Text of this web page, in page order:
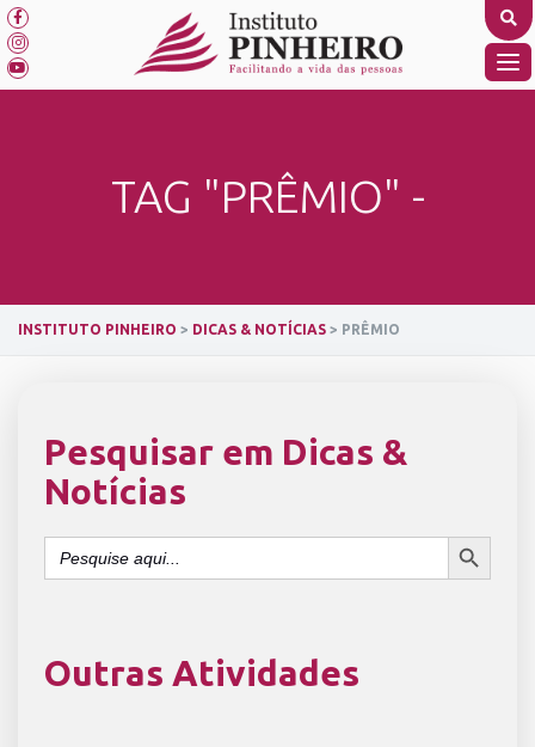
Skip
to
content
TAG "PRÊMIO" -
INSTITUTO PINHEIRO > DICAS & NOTÍCIAS > PRÊMIO
Pesquisar em Dicas &
Notícias
Search
for:
SEARCH BUTTON
Outras Atividades